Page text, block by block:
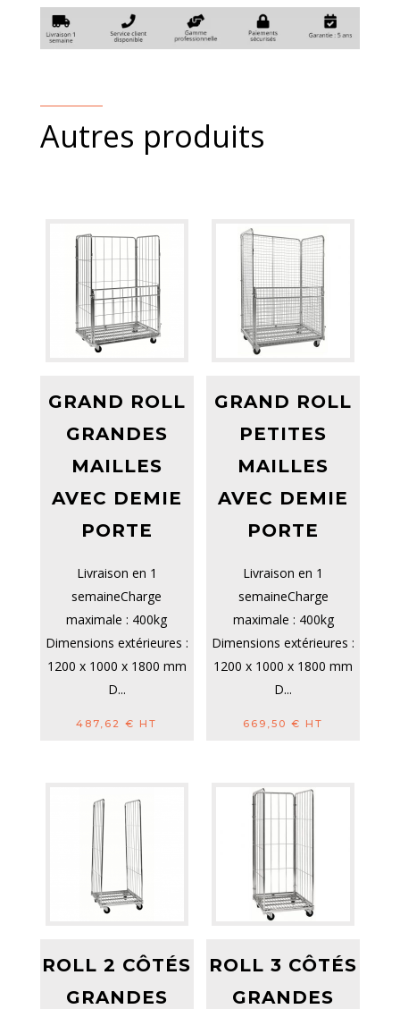
Autres produits
GRAND ROLL
GRANDES
MAILLES
AVEC DEMIE
PORTE
Livraison en 1
semaineCharge
maximale : 400kg
Dimensions extérieures :
1200 x 1000 x 1800 mm
D...
487,62€ HT
GRAND ROLL
PETITES
MAILLES
AVEC DEMIE
PORTE
Livraison en 1
semaineCharge
maximale : 400kg
Dimensions extérieures :
1200 x 1000 x 1800 mm
D...
669,50€ HT
ROLL 2 CÔTÉS
GRANDES
ROLL 3 CÔTÉS
GRANDES